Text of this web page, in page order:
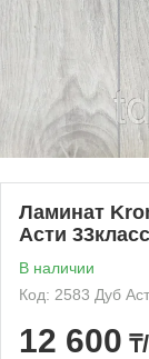
Ламинат
Асти
В наличии
Код: 2583 Дуб
12 600